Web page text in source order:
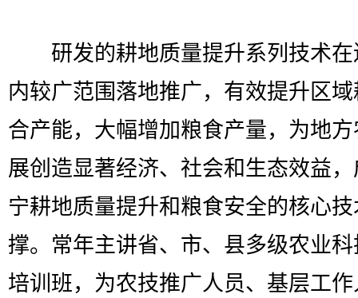
研发的耕地质量提升系列技术在
内较广范围落地推广，有效提升区
合产能，大幅增加粮食产量，为地
展创造显著经济、社会和生态效益
宁耕地质量提升和粮食安全的核心
撑。常年主讲省、市、县多级农业
培训班，为农技推广人员、基层工